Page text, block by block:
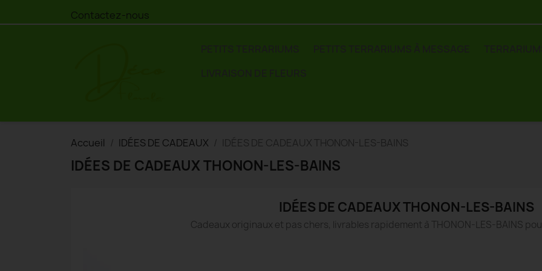
Contactez-nous
Accueil IDÉES DE CADEAUX IDÉES DE CADEAUX THONON-LES-BAINS
IDÉES DE CADEAUX THONON-LES-BAINS
IDÉES DE CADEAUX THONON-LES-BAINS
Cadeaux originaux et pas chers, livrables rapidement à THONON-LES-BAINS